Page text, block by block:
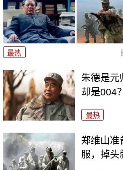
最热
朱德是元
却是004？
最热
郑维山准
服，掉头